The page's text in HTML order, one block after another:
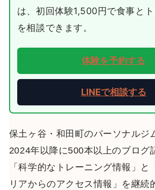
は、初回体験1,500円で食事と
を相談できます。
体験を予約する
LINEで相談する
保土ヶ谷・和田町のパーソナルジ
2024年以降に500本以上のブログ
「科学的なトレーニング情報」と
リアからのアクセス情報」を継続